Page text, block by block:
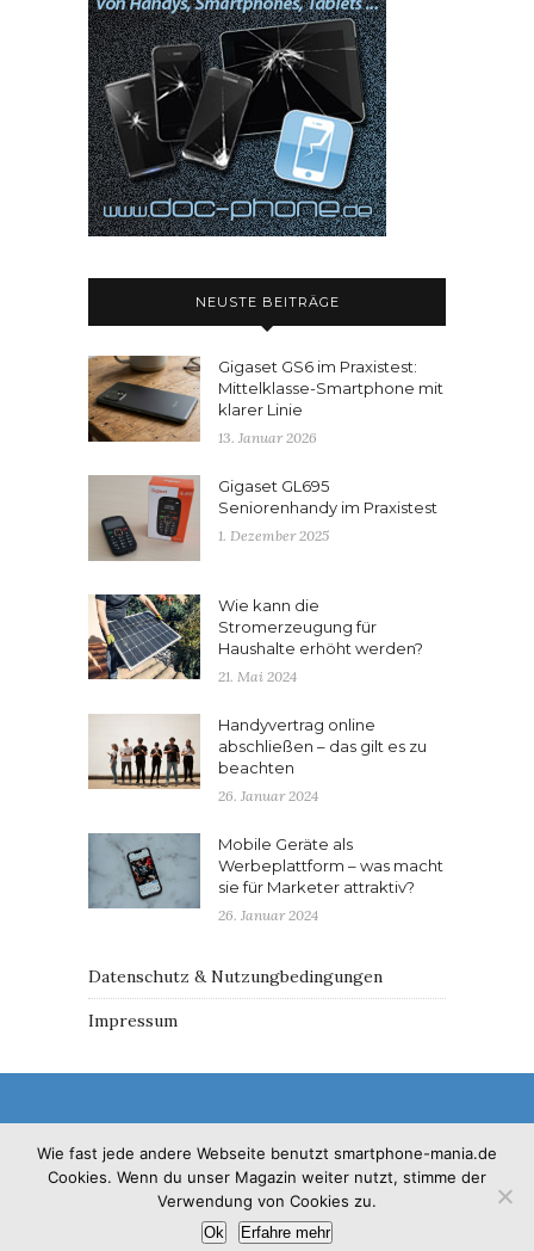
NEUSTE BEITRÄGE
Gigaset GS6 im Praxistest:
Mittelklasse-Smartphone mit
klarer Linie
13. Januar 2026
Gigaset GL695
Seniorenhandy im Praxistest
1. Dezember 2025
Wie kann die
Stromerzeugung für
Haushalte erhöht werden?
21. Mai 2024
Handyvertrag online
abschließen – das gilt es zu
beachten
26. Januar 2024
Mobile Geräte als
Werbeplattform – was macht
sie für Marketer attraktiv?
26. Januar 2024
Datenschutz & Nutzungbedingungen
Impressum
© 2017 - Solo Pine. All Rights Reserved. Designed &
Developed bySoloPine.com
Wie fast jede andere Webseite benutzt smartphone-mania.de
Cookies. Wenn du unser Magazin weiter nutzt, stimme der
Verwendung von Cookies zu.
Ok Erfahre mehr